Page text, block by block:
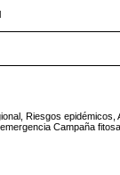
Riesgos epidémicos,
Campaña